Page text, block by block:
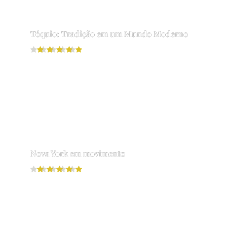
Tóquio: Tradição em um Mundo Moderno
Nova York em movimento